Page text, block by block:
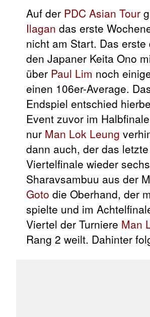
Auf der PDC Asian Tour
Ilagan das erste
nicht am Start. Das
den Japaner Keita Ono
über Paul Lim noch
einen 106er-Average.
Endspiel entschied
Event zuvor im
nur Man Lok Leung
dann auch, der das
Viertelfinale wieder
Sharavsambuu aus der
Goto die Oberhand, der
spielte und im
Viertel der Turniere Man
Rang 2 weilt. Dahinter